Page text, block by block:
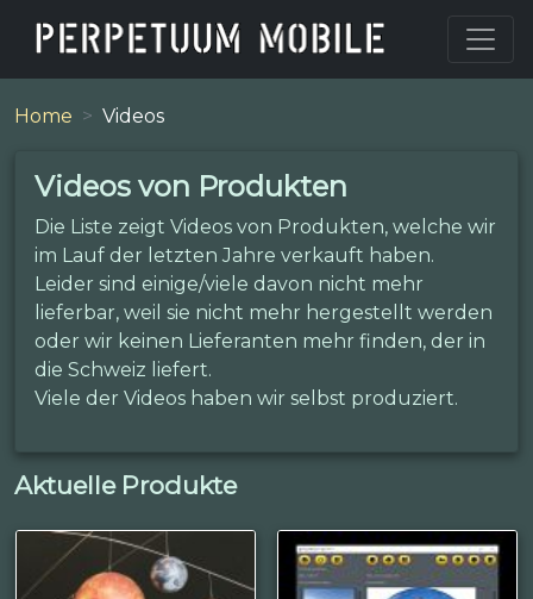
Home Videos
Videos von Produkten
Die Liste zeigt Videos von Produkten, welche wir
im Lauf der letzten Jahre verkauft haben.
Leider sind einige/viele davon nicht mehr
lieferbar, weil sie nicht mehr hergestellt werden
oder wir keinen Lieferanten mehr finden, der in
die Schweiz liefert.
Viele der Videos haben wir selbst produziert.
Aktuelle Produkte